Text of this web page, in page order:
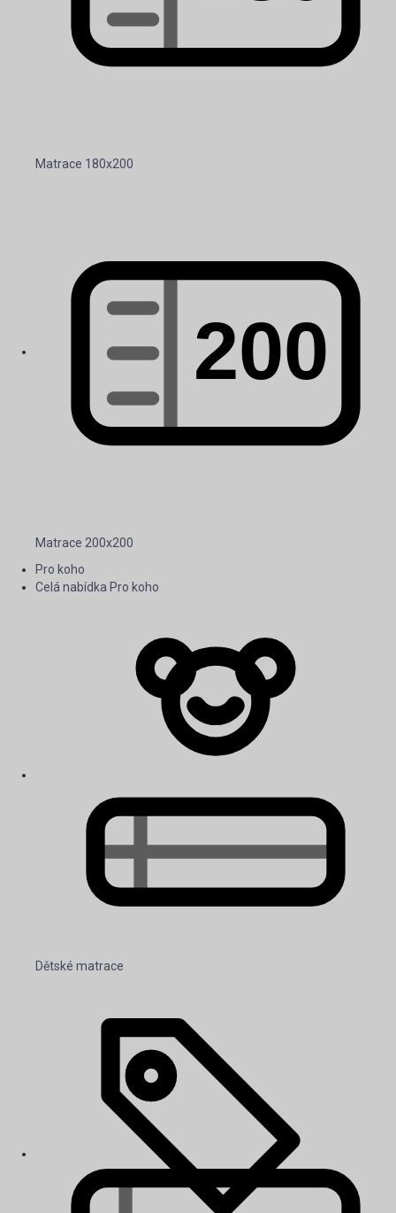
Matrace 180x200
Matrace 200x200
Pro koho
Celá nabídka Pro koho
Dětské matrace